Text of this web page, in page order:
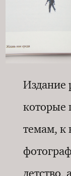
Издание
которые
темам, к